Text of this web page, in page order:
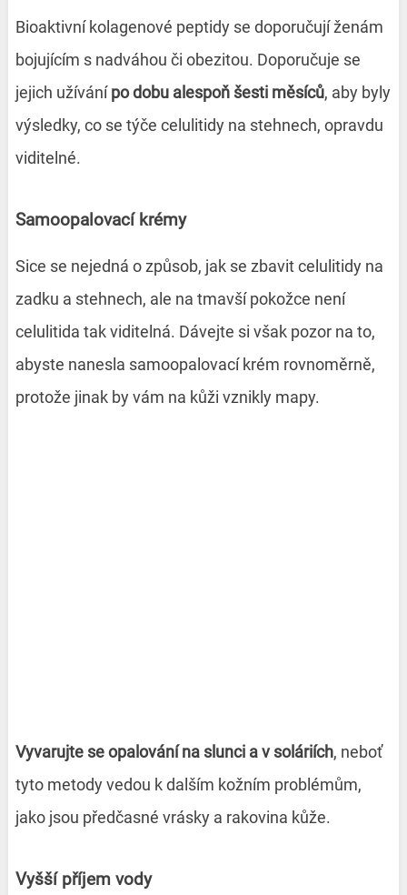
Bioaktivní kolagenové peptidy se doporučují ženám
bojujícím s nadváhou či obezitou. Doporučuje se
jejich užívánípo dobu alespoň šesti měsíců, aby byly
výsledky, co se týče celulitidy na stehnech, opravdu
viditelné.
Samoopalovací krémy
Sice se nejedná o způsob, jak se zbavit celulitidy na
zadku a stehnech, ale na tmavší pokožce není
celulitida tak viditelná. Dávejte si však pozor na to,
abyste nanesla samoopalovací krém rovnoměrně,
protože jinak by vám na kůži vznikly mapy.
Vyvarujte se opalování na slunci a v soláriích, neboť
tyto metody vedou k dalším kožním problémům,
jako jsou předčasné vrásky a rakovina kůže.
Vyšší příjem vody